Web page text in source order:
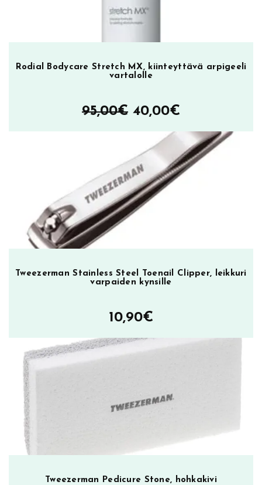
Rodial Bodycare Stretch MX, kiinteyttävä arpigeeli
vartalolle
95,00€ Alkuperäinen
hinta
oli:
95,00€.
40,00€
hinta
on:
40,00€.
Tweezerman Stainless Steel Toenail Clipper, leikkuri
varpaiden kynsille
10,90€
Tweezerman Pedicure Stone, hohkakivi